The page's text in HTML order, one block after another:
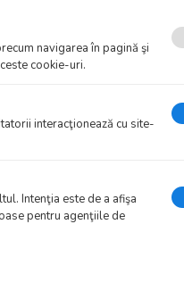
E129, E124, E153,
navigarea în pagină şi
cookie-uri.
interacţionează cu site-
Intenţia este de a afişa
pentru agenţiile de